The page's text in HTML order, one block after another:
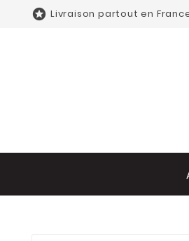
 Livraison partout en